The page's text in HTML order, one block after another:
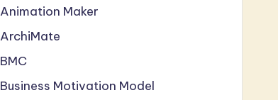
Animation Maker
ArchiMate
BMC
Business Motivation Model